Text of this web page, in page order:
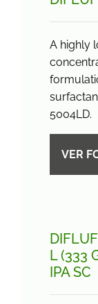
A highly
5004LD.
VER
L (333
IPA SC